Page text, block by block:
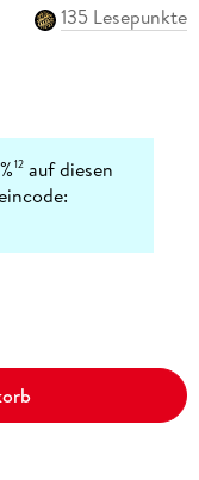
135 Lesepunkte
12 auf diesen